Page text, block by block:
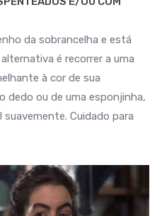
da sobrancelha e está
é recorrer a uma
à cor de sua
dedo ou de uma esponjinha,
Cuidado para